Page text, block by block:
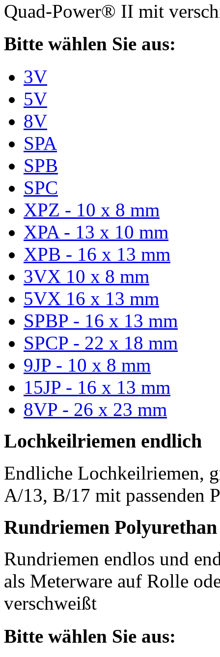
Quad-Power® II mit
Bitte wählen Sie aus:
3V
5V
8V
SPA
SPB
SPC
XPZ - 10 x 8 mm
XPA - 13 x 10 mm
XPB - 16 x 13 mm
3VX 10 x 8 mm
5VX 16 x 13 mm
SPBP - 16 x 13 mm
SPCP - 22 x 18 mm
9JP - 10 x 8 mm
15JP - 16 x 13 mm
8VP - 26 x 23 mm
Lochkeilriemen endlich
Endliche Lochkeilriemen,
A/13, B/17 mit passenden
Rundriemen Polyurethan
Rundriemen endlos und
als Meterware auf Rolle
verschweißt
Bitte wählen Sie aus: